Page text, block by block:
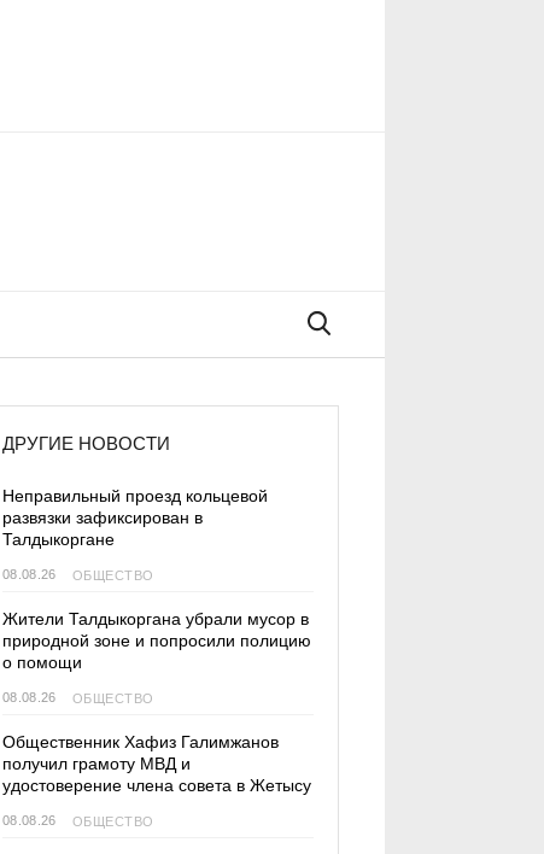
ДРУГИЕ НОВОСТИ
Неправильный проезд кольцевой
развязки зафиксирован в
Талдыкоргане
08.08.26 ОБЩЕСТВО
Жители Талдыкоргана убрали мусор в
природной зоне и попросили полицию
о помощи
08.08.26 ОБЩЕСТВО
Общественник Хафиз Галимжанов
получил грамоту МВД и
удостоверение члена совета в Жетысу
08.08.26 ОБЩЕСТВО